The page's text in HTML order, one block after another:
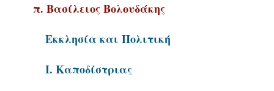
σήμερα
π. Βασίλειος Βολουδάκης
Εκκλησία και Πολιτική
Ι. Καποδίστριας